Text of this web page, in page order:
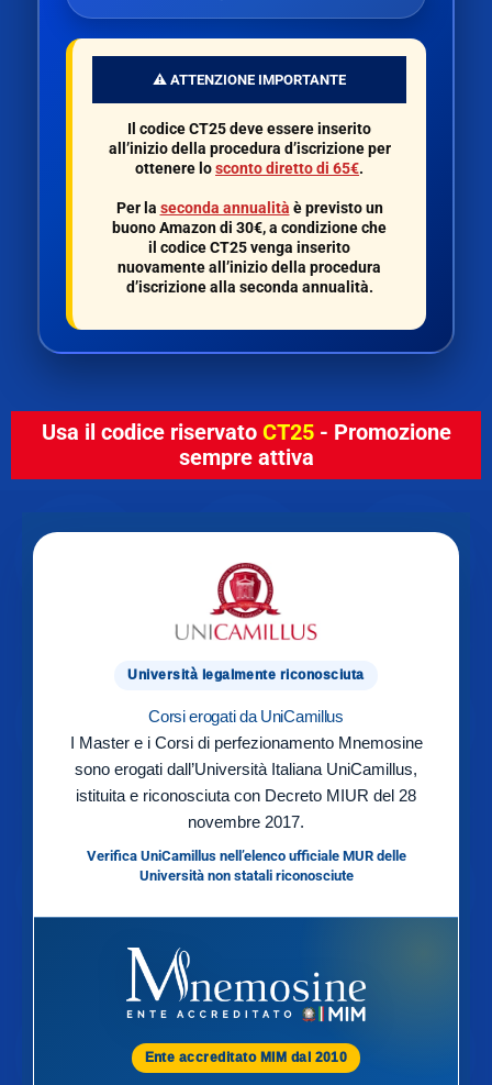
⚠️ ATTENZIONE IMPORTANTE
Il codiceCT25deve essere inserito
all’inizio della procedura d’iscrizione per
ottenere losconto diretto di 65€.
Per la seconda annualità è previsto un
buono Amazon di 30€, a condizione che
il codiceCT25venga inserito
nuovamente all’inizio della procedura
d’iscrizione alla seconda annualità.
Usa il codice riservato CT25- Promozione
sempre attiva
Università legalmente riconosciuta
Corsi erogati da UniCamillus
I Master e i Corsi di perfezionamento Mnemosine
sono erogati dall’Università Italiana UniCamillus,
istituita e riconosciuta con Decreto MIUR del 28
novembre 2017.
Verifica UniCamillus nell’elenco ufficiale MUR delle
Università non statali riconosciute
Ente accreditato MIM dal 2010